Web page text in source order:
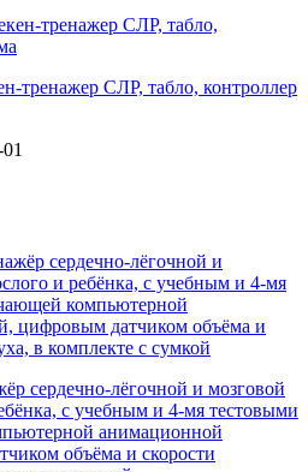
тренажер СЛР, табло, контроллер
сердечно-лёгочной и мозговой
с учебным и 4-мя тестовыми
анимационной
объёма и скорости